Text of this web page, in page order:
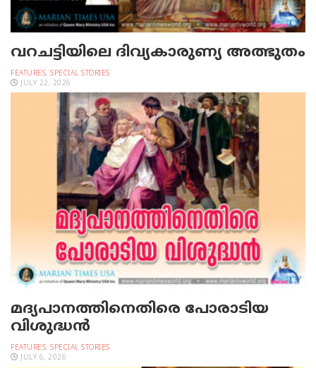
വറചട്ടിയിലെ ദിവ്യകാരുണ്യ അത്ഭുതം
FEATURES, SPECIAL STORIES
JULY 22, 2026
മദ്യപാനത്തിനെതിരെ പോരാടിയ
വിശുദ്ധന്‍
FEATURES, SPECIAL STORIES
JULY 6, 2026